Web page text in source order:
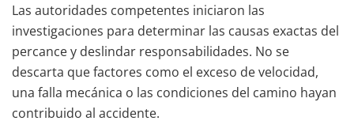
Las autoridades competentes iniciaron las
investigaciones para determinar las causas exactas del
percance y deslindar responsabilidades. No se
descarta que factores como el exceso de velocidad,
una falla mecánica o las condiciones del camino hayan
contribuido al accidente.